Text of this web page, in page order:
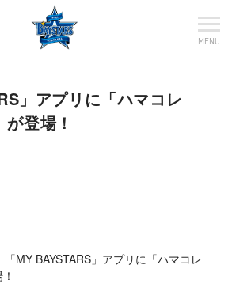
MENU
」アプリに「ハマコレ
登場！
MY BAYSTARS」アプリに「ハマコレ